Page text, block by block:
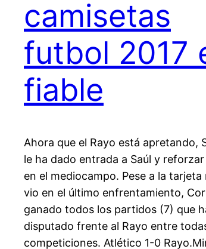
camisetas
futbol 2017
fiable
Ahora que el Rayo está apretando,
le ha dado entrada a Saúl y
en el mediocampo. Pese a la tarjeta
vio en el último enfrentamiento,
ganado todos los partidos (7) que
disputado frente al Rayo entre
competiciones. Atlético 1-0